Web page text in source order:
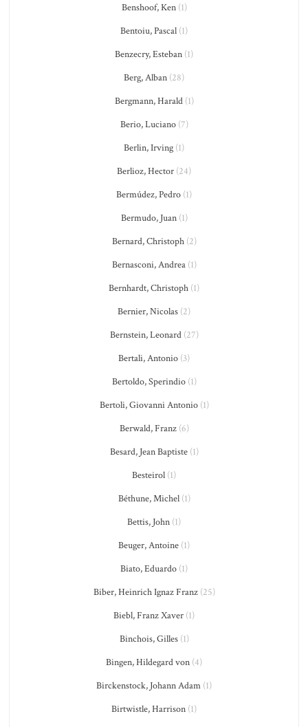
Benshoof, Ken(1)
Bentoiu, Pascal (1)
Benzecry, Esteban (1)
Berg, Alban (28)
Bergmann, Harald(1)
Berio, Luciano(7)
Berlin, Irving (1)
Berlioz, Hector (24)
Bermúdez, Pedro (1)
Bermudo, Juan(1)
Bernard, Christoph(2)
Bernasconi, Andrea(1)
Bernhardt, Christoph (1)
Bernier, Nicolas (2)
Bernstein, Leonard(27)
Bertali, Antonio (3)
Bertoldo, Sperindio(1)
Bertoli, Giovanni Antonio(1)
Berwald, Franz(6)
Besard, Jean Baptiste(1)
Besteirol (1)
Béthune, Michel(1)
Bettis, John (1)
Beuger, Antoine (1)
Biato, Eduardo (1)
Biber, Heinrich Ignaz Franz(25)
Biebl, Franz Xaver (1)
Binchois, Gilles(1)
Bingen, Hildegard von (4)
Birckenstock, Johann Adam (1)
Birtwistle, Harrison (1)